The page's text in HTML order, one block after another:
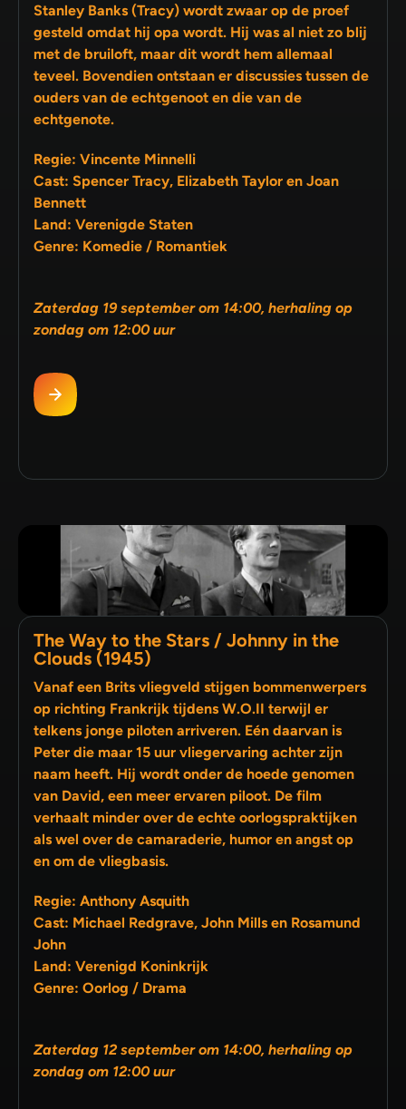
Stanley Banks (Tracy) wordt zwaar op de proef
gesteld omdat hij opa wordt. Hij was al niet zo blij
met de bruiloft, maar dit wordt hem allemaal
teveel. Bovendien ontstaan er discussies tussen de
ouders van de echtgenoot en die van de
echtgenote.
Regie: Vincente Minnelli
Cast: Spencer Tracy, Elizabeth Taylor en Joan
Bennett
Land: Verenigde Staten
Genre: Komedie / Romantiek
Zaterdag 19 september om 14:00, herhaling op
zondag om 12:00 uur
The Way to the Stars / Johnny in the
Clouds (1945)
Vanaf een Brits vliegveld stijgen bommenwerpers
op richting Frankrijk tijdens W.O.II terwijl er
telkens jonge piloten arriveren. Eén daarvan is
Peter die maar 15 uur vliegervaring achter zijn
naam heeft. Hij wordt onder de hoede genomen
van David, een meer ervaren piloot. De film
verhaalt minder over de echte oorlogspraktijken
als wel over de camaraderie, humor en angst op
en om de vliegbasis.
Regie: Anthony Asquith
Cast: Michael Redgrave, John Mills en Rosamund
John
Land: Verenigd Koninkrijk
Genre: Oorlog / Drama
Zaterdag 12 september om 14:00, herhaling op
zondag om 12:00 uur